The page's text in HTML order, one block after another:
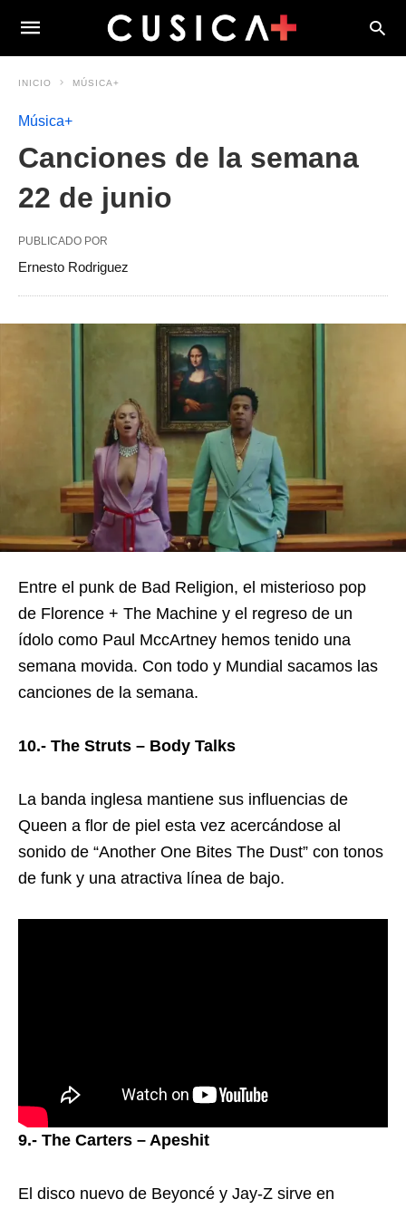
INICIO MÚSICA+
Música+
Canciones de la semana
22 de junio
PUBLICADO POR
Ernesto Rodriguez
Entre el punk de Bad Religion, el misterioso pop
de Florence + The Machine y el regreso de un
ídolo como Paul MccArtney hemos tenido una
semana movida. Con todo y Mundial sacamos las
canciones de la semana.
10.- The Struts – Body Talks
La banda inglesa mantiene sus influencias de
Queen a flor de piel esta vez acercándose al
sonido de “Another One Bites The Dust” con tonos
de funk y una atractiva línea de bajo.
9.- The Carters – Apeshit
El disco nuevo de Beyoncé y Jay-Z sirve en